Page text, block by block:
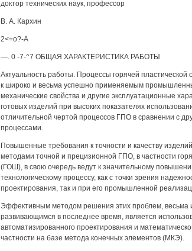
доктор технических наук, профессор
В. А. Кархин
2<=о?-А
—. 0 -7-^7 ОБЩАЯ ХАРАКТЕРИСТИКА РАБОТЫ
Актуальность работы. Процессы горячей пластической
к широко и весьма успешно применяемым
механические свойства и другие эксплуатационные
готовых изделий при высоких показателях
отличительной чертой процессов ГПО в сравнении с
процессами.
Повышенные требования к точности и качеству
методами точной и прецизионной ГПО, в частности
(ГОШ), в свою очередь ведут к значительному
технологическому процессу, как с точки зрения
проектирования, так и при его промышленной
Эффективным методом решения этих проблем, весьма
развивающимся в последнее время, является
автоматизированного проектирования и
частности на базе метода конечных элементов (МКЭ).